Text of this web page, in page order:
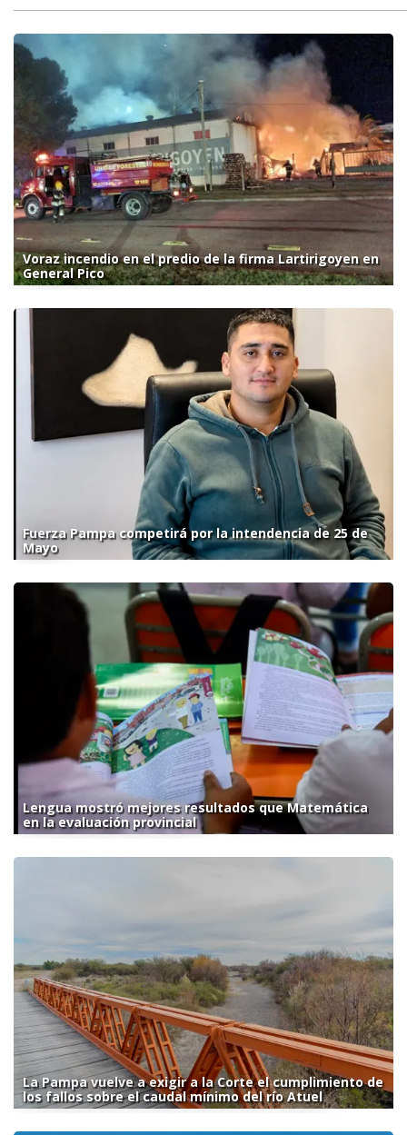
Voraz incendio en el predio de la firma Lartirigoyen en
General Pico
Fuerza Pampa competirá por la intendencia de 25 de
Mayo
Lengua mostró mejores resultados que Matemática
en la evaluación provincial
La Pampa vuelve a exigir a la Corte el cumplimiento de
los fallos sobre el caudal mínimo del río Atuel